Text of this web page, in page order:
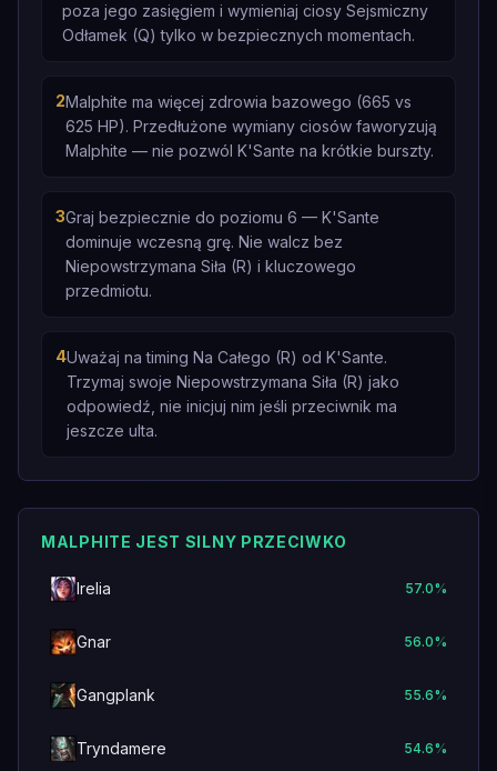
poza jego zasięgiem i wymieniaj ciosy Sejsmiczny
Odłamek (Q) tylko w bezpiecznych momentach.
2Malphite ma więcej zdrowia bazowego (665 vs
625 HP). Przedłużone wymiany ciosów faworyzują
Malphite — nie pozwól K'Sante na krótkie burszty.
3Graj bezpiecznie do poziomu 6 — K'Sante
dominuje wczesną grę. Nie walcz bez
Niepowstrzymana Siła (R) i kluczowego
przedmiotu.
4Uważaj na timing Na Całego (R) od K'Sante.
Trzymaj swoje Niepowstrzymana Siła (R) jako
odpowiedź, nie inicjuj nim jeśli przeciwnik ma
jeszcze ulta.
MALPHITE JEST SILNY PRZECIWKO
Irelia 57.0%
Gnar 56.0%
Gangplank 55.6%
Tryndamere 54.6%